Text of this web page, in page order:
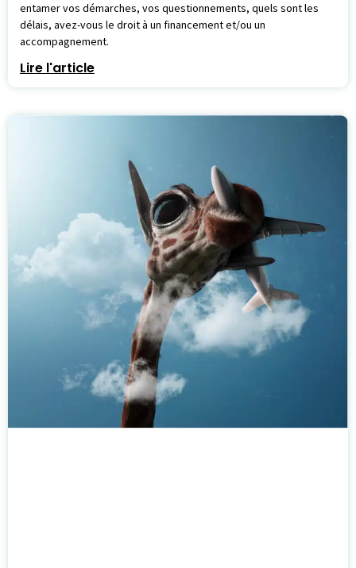
entamer vos démarches, vos questionnements, quels sont les
délais, avez-vous le droit à un financement et/ou un
accompagnement.
Lire l'article